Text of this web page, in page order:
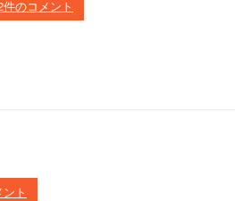
件のコメント
ト